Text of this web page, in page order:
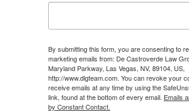
CONTÁCTANOS
By submitting this form, you are consenting to
marketing emails from: De Castroverde Law
Maryland Parkway, Las Vegas, NV, 89104, US,
http://www.dlgteam.com. You can revoke your
receive emails at any time by using the
link, found at the bottom of every email. Emails
by Constant Contact.